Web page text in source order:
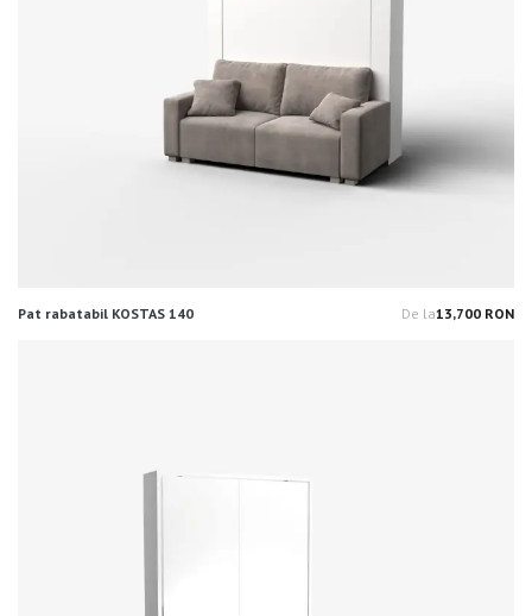
Pat rabatabil KOSTAS 140 De la13,700 RON